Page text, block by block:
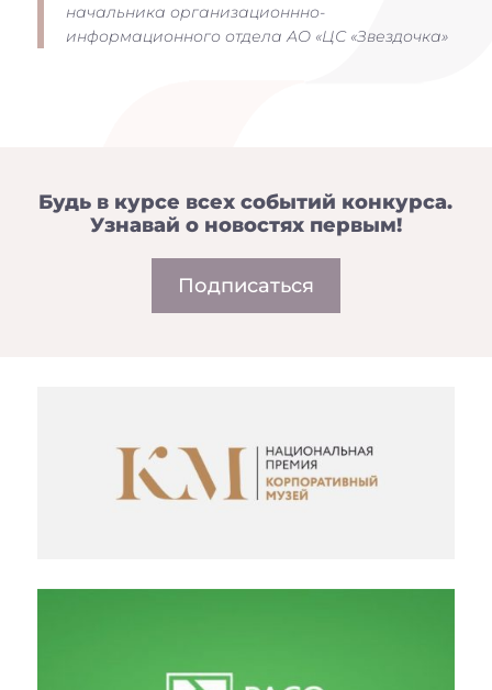
начальника организационнно-
информационного отдела АО «ЦС «Звездочка»
Будь в курсе всех событий конкурса.
Узнавай о новостях первым!
Подписаться